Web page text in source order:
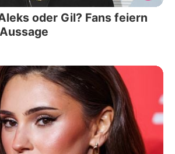
oder Gil? Fans feiern